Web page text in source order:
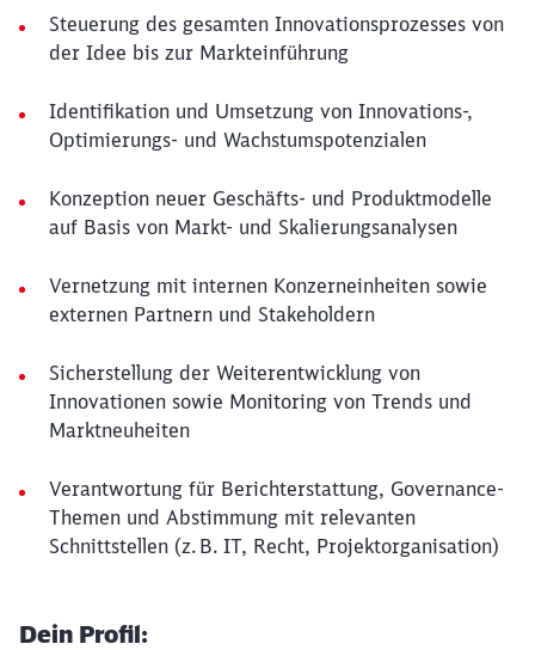
Steuerung des gesamten Innovationsprozesses von
der Idee bis zur Markteinführung
Identifikation und Umsetzung von Innovations-,
Optimierungs- und Wachstumspotenzialen
Konzeption neuer Geschäfts- und Produktmodelle
auf Basis von Markt- und Skalierungsanalysen
Vernetzung mit internen Konzerneinheiten sowie
externen Partnern und Stakeholdern
Sicherstellung der Weiterentwicklung von
Innovationen sowie Monitoring von Trends und
Marktneuheiten
Verantwortung für Berichterstattung, Governance-
Themen und Abstimmung mit relevanten
Schnittstellen (z. B. IT, Recht, Projektorganisation)
Dein Profil: